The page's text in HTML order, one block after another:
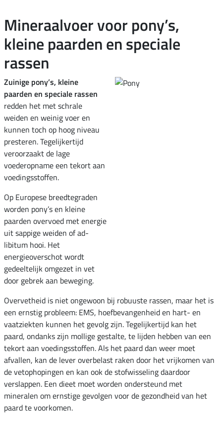
Mineraalvoer voor pony’s,
kleine paarden en speciale
rassen
Zuinige pony’s, kleine
paarden en speciale rassen
redden het met schrale
weiden en weinig voer en
kunnen toch op hoog niveau
presteren. Tegelijkertijd
veroorzaakt de lage
voederopname een tekort aan
voedingsstoffen.
Op Europese breedtegraden
worden pony’s en kleine
paarden overvoed met energie
uit sappige weiden of ad-
libitum hooi. Het
energieoverschot wordt
gedeeltelijk omgezet in vet
door gebrek aan beweging.
Overvetheid is niet ongewoon bij robuuste rassen, maar het is
een ernstig probleem: EMS, hoefbevangenheid en hart- en
vaatziekten kunnen het gevolg zijn. Tegelijkertijd kan het
paard, ondanks zijn mollige gestalte, te lijden hebben van een
tekort aan voedingsstoffen. Als het paard dan weer moet
afvallen, kan de lever overbelast raken door het vrijkomen van
de vetophopingen en kan ook de stofwisseling daardoor
verslappen. Een dieet moet worden ondersteund met
mineralen om ernstige gevolgen voor de gezondheid van het
paard te voorkomen.